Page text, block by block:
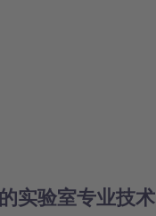
实验室专业技术